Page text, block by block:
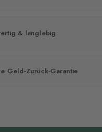
& langlebig
Geld-Zurück-Garantie